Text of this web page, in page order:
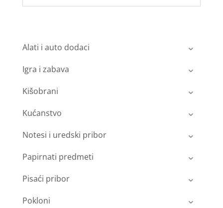
Alati i auto dodaci
Igra i zabava
Kišobrani
Kućanstvo
Notesi i uredski pribor
Papirnati predmeti
Pisaći pribor
Pokloni